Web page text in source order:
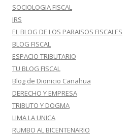
SOCIOLOGIA FISCAL
IRS
EL BLOG DE LOS PARAISOS FISCALES
BLOG FISCAL
ESPACIO TRIBUTARIO
TU BLOG FISCAL
Blog de Dionicio Canahua
DERECHO Y EMPRESA
TRIBUTO Y DOGMA
LIMA LA UNICA
RUMBO AL BICENTENARIO